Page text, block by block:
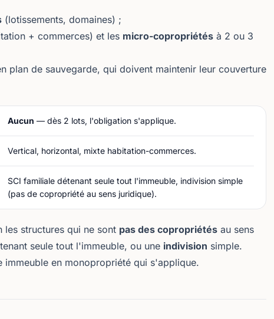
(lotissements, domaines) ;
+ commerces) et les micro-copropriétés à 2 ou 3
plan de sauvegarde, qui doivent maintenir leur couverture
Aucun — dès 2 lots, l'obligation s'applique.
Vertical, horizontal, mixte habitation-commerces.
SCI familiale détenant seule tout l'immeuble, indivision simple
(pas de copropriété au sens juridique).
les structures qui ne sont pas des copropriétés au sens
seule tout l'immeuble, ou une indivision simple.
immeuble en monopropriété qui s'applique.